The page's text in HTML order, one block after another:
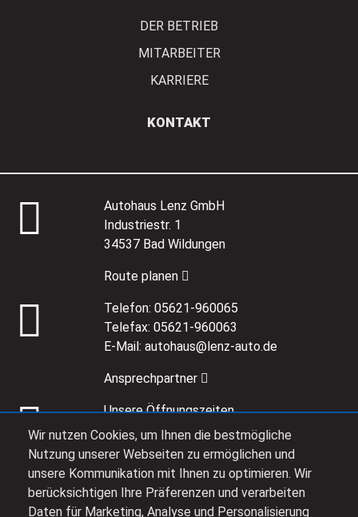
Wir nutzen Cookies, um Ihnen die bestmögliche
Nutzung unserer Webseiten zu ermöglichen und
unsere Kommunikation mit Ihnen zu optimieren. Wir
berücksichtigen Ihre Präferenzen und verarbeiten
Daten für Marketing, Analyse und Personalisierung
DER BETRIEB
MITARBEITER
KARRIERE
KONTAKT
Autohaus Lenz GmbH
Industriestr. 1
34537 Bad Wildungen
Route planen
Telefon: 05621-960065
Telefax: 05621-960063
E-Mail: autohaus@lenz-auto.de
Ansprechpartner
Unsere Öffnungszeiten
Heute:08:00 - 17:30 Uhr
Alle Öffnungszeiten